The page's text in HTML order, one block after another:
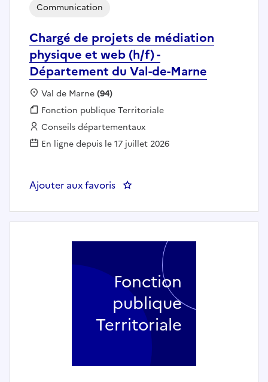
Chargé de projets de médiation
physique et web (h/f) -
Département du Val-de-Marne
Communication
Localisation :
Val de Marne(94)
Fonction publique :
Fonction publique Territoriale
Employeur :
Conseils départementaux
En ligne depuis le 17 juillet 2026
Ajouter aux favoris : Chargé de projets de
Fonction
publique
Territoriale